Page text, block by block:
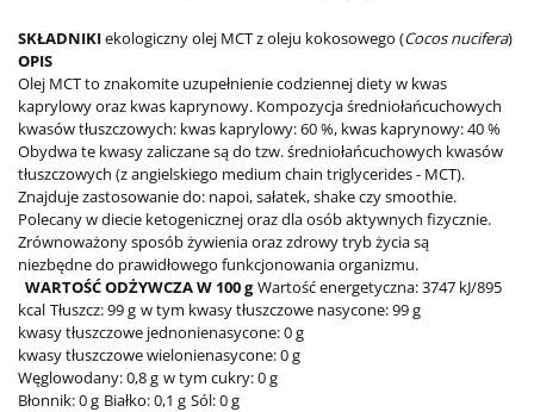
SKŁADNIKIekologiczny olej MCT z oleju kokosowego (Cocos nucifera)
OPIS
Olej MCT to znakomite uzupełnienie codziennej diety w kwas
kaprylowy oraz kwas kaprynowy. Kompozycja średniołańcuchowych
kwasów tłuszczowych: kwas kaprylowy: 60 %, kwas kaprynowy: 40 %
Obydwa te kwasy zaliczane są do tzw. średniołańcuchowych kwasów
tłuszczowych (z angielskiego medium chain triglycerides - MCT).
Znajduje zastosowanie do: napoi, sałatek, shake czy smoothie.
Polecany w diecie ketogenicznej oraz dla osób aktywnych fizycznie.
Zrównoważony sposób żywienia oraz zdrowy tryb życia są
niezbędne do prawidłowego funkcjonowania organizmu.
WARTOŚĆ ODŻYWCZA W 100 g Wartość energetyczna: 3747 kJ/895
kcal Tłuszcz: 99 g w tym kwasy tłuszczowe nasycone: 99 g
kwasy tłuszczowe jednonienasycone: 0 g
kwasy tłuszczowe wielonienasycone: 0 g
Węglowodany: 0,8 g w tym cukry: 0 g
Błonnik: 0 g Białko: 0,1 g Sól: 0 g